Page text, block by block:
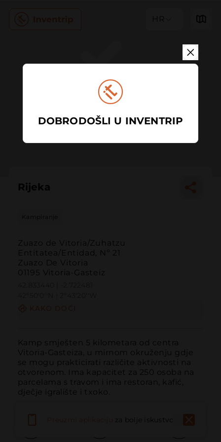
HR
Rijeka
Kampiranje
Zuazo de Vitoria/Zuhatzu
Entitatea/Entidad, Nº 21
Zuazo De Vitoria
01195 Vitoria-Gasteiz
Kamp smješten 5 kilometara od centra
Vitoria-Gasteiza, u mirnom okruženju gdje
se mogu prakticirati različite aktivnosti na
otvorenom. Ima kapacitet za 250 osoba na
parcelama s travom i ima restoran, kafić,
dječje igralište i txoko.
za bolje iskustvo
DOBRODOŠLI U INVENTRIP